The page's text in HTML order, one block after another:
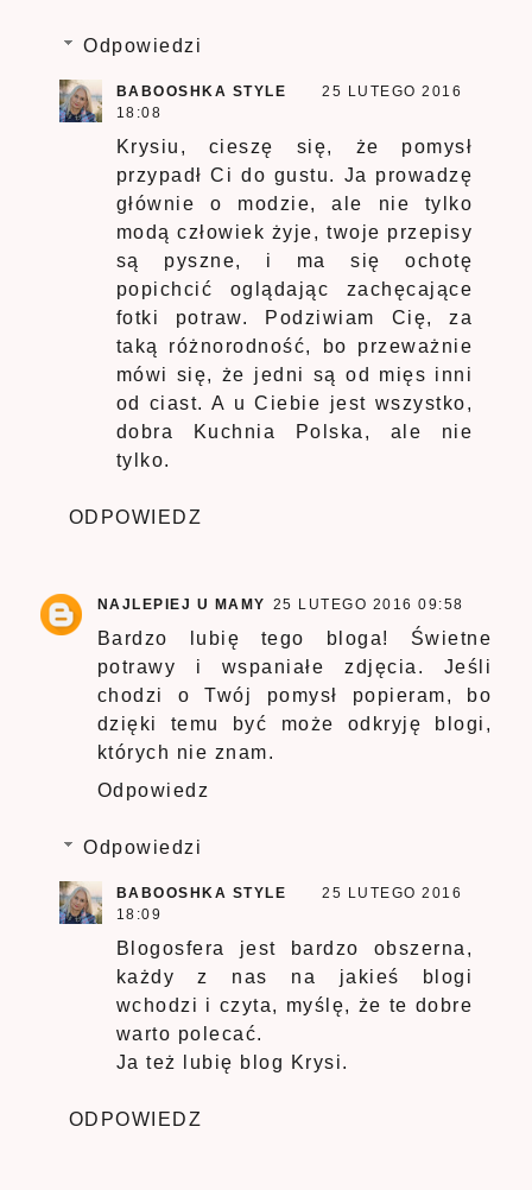
Odpowiedzi
BABOOSHKA STYLE
25 LUTEGO 2016
18:08
Krysiu, cieszę się, że pomysł
przypadł Ci do gustu. Ja prowadzę
głównie o modzie, ale nie tylko
modą człowiek żyje, twoje przepisy
są pyszne, i ma się ochotę
popichcić oglądając zachęcające
fotki potraw. Podziwiam Cię, za
taką różnorodność, bo przeważnie
mówi się, że jedni są od mięs inni
od ciast. A u Ciebie jest wszystko,
dobra Kuchnia Polska, ale nie
tylko.
ODPOWIEDZ
NAJLEPIEJ U MAMY 25 LUTEGO 2016 09:58
Bardzo lubię tego bloga! Świetne
potrawy i wspaniałe zdjęcia. Jeśli
chodzi o Twój pomysł popieram, bo
dzięki temu być może odkryję blogi,
których nie znam.
Odpowiedz
Odpowiedzi
BABOOSHKA STYLE
25 LUTEGO 2016
18:09
Blogosfera jest bardzo obszerna,
każdy z nas na jakieś blogi
wchodzi i czyta, myślę, że te dobre
warto polecać.
Ja też lubię blog Krysi.
ODPOWIEDZ